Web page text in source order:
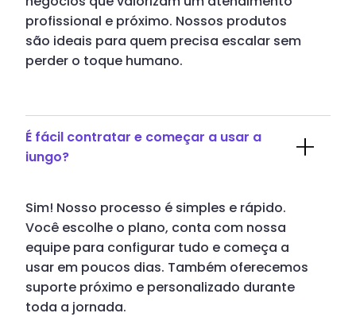
profissional e próximo. Nossos produtos
são ideais para quem precisa escalar sem
perder o toque humano.
É fácil contratar e começar a usar a
iungo?
Sim! Nosso processo é simples e rápido.
Você escolhe o plano, conta com nossa
equipe para configurar tudo e começa a
usar em poucos dias. Também oferecemos
suporte próximo e personalizado durante
toda a jornada.